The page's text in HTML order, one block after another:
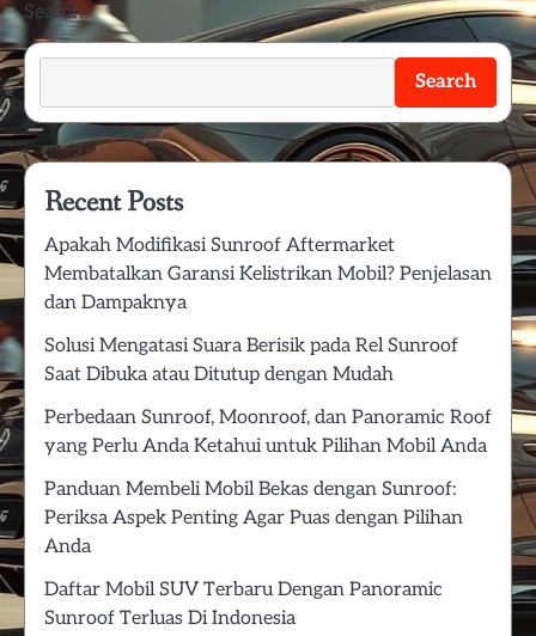
navigation
Search
Search
Recent Posts
Apakah Modifikasi Sunroof Aftermarket
Membatalkan Garansi Kelistrikan Mobil? Penjelasan
dan Dampaknya
Solusi Mengatasi Suara Berisik pada Rel Sunroof
Saat Dibuka atau Ditutup dengan Mudah
Perbedaan Sunroof, Moonroof, dan Panoramic Roof
yang Perlu Anda Ketahui untuk Pilihan Mobil Anda
Panduan Membeli Mobil Bekas dengan Sunroof:
Periksa Aspek Penting Agar Puas dengan Pilihan
Anda
Daftar Mobil SUV Terbaru Dengan Panoramic
Sunroof Terluas Di Indonesia